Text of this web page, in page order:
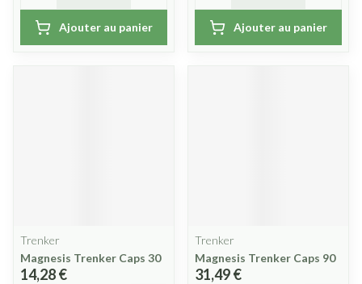
Ajouter au panier Ajouter au panier
Trenker
Magnesis Trenker Caps 30
14,28 €
Trenker
Magnesis Trenker Caps 90
31,49 €